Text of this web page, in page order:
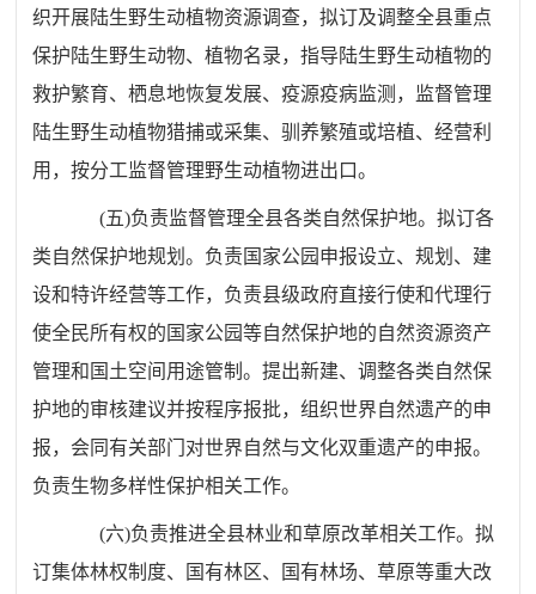
织开展陆生野生动植物资源调查，拟订及调整全县重点
保护陆生野生动物、植物名录，指导陆生野生动植物的
救护繁育、栖息地恢复发展、疫源疫病监测，监督管理
陆生野生动植物猎捕或采集、驯养繁殖或培植、经营利
用，按分工监督管理野生动植物进出口。
(五)负责监督管理全县各类自然保护地。拟订各
类自然保护地规划。负责国家公园申报设立、规划、建
设和特许经营等工作，负责县级政府直接行使和代理行
使全民所有权的国家公园等自然保护地的自然资源资产
管理和国土空间用途管制。提出新建、调整各类自然保
护地的审核建议并按程序报批，组织世界自然遗产的申
报，会同有关部门对世界自然与文化双重遗产的申报。
负责生物多样性保护相关工作。
(六)负责推进全县林业和草原改革相关工作。拟
订集体林权制度、国有林区、国有林场、草原等重大改